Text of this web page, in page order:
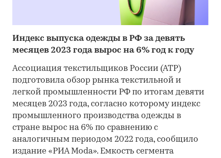
Индекс выпуска одежды в РФ за девять
месяцев 2023 года вырос на 6% год к году
Ассоциация текстильщиков России (АТР)
подготовила обзор рынка текстильной и
легкой промышленности РФ по итогам девяти
месяцев 2023 года, согласно которому индекс
промышленного производства одежды в
стране вырос на 6% по сравнению с
аналогичным периодом 2022 года, сообщило
издание «РИА Moda». Емкость сегмента